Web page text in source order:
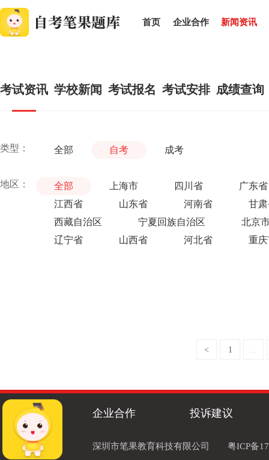
首页 企业合作 新闻资讯
考试资讯 学校新闻 考试报名 考试安排 成绩查询
类型： 全部 自考 成考
地区： 全部 上海市 四川省
广东省
江西省
山东省 河南省
甘
西藏自治区
宁夏回族自治区
北京
辽宁省
山西省 河北省 重
< 1 ...
企业合作 投诉建议
深圳市笔果教育科技有限公司
粤ICP备